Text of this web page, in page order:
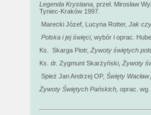
Legenda Krystiana, przeł. Mirosław
Tyniec-Kraków 1997.
Marecki Józef, Lucyna Rotter, Jak
Polska i jej święci, wybór i oprac.
Ks. Skarga Piotr, Żywoty świętych
Ks. dr. Zygmunt Skarżyński, Żywoty
Spież Jan Andrzej OP, Święty Wacław
Żywoty Świętych Pańskich, oprac. wg.